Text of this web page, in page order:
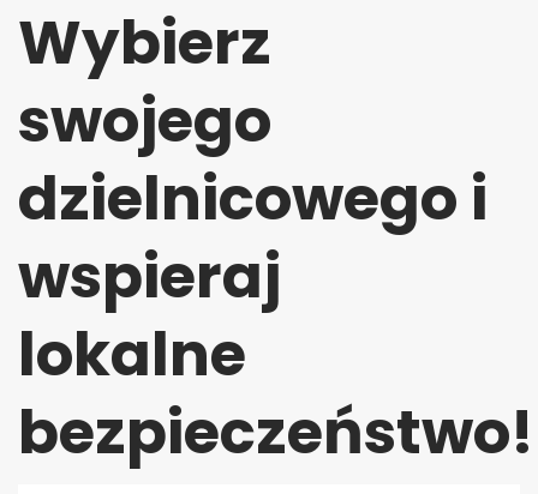
Wybierz
swojego
dzielnicowego i
wspieraj
lokalne
bezpieczeństwo!